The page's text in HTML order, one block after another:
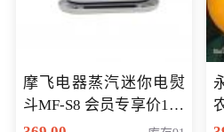
摩飞电器蒸汽迷你电熨
斗MF-S8 会员专享价168
元